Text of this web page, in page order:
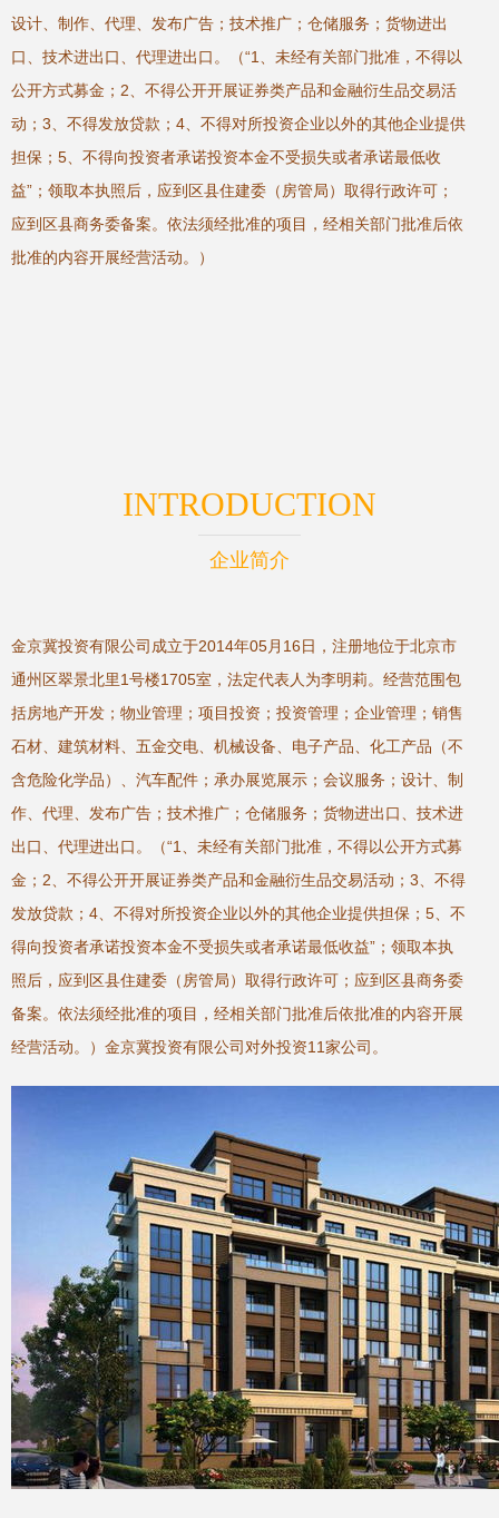
设计、制作、代理、发布广告；技术推广；仓储服务；货物进出
口、技术进出口、代理进出口。（“1、未经有关部门批准，不得以
公开方式募金；2、不得公开开展证券类产品和金融衍生品交易活
动；3、不得发放贷款；4、不得对所投资企业以外的其他企业提供
担保；5、不得向投资者承诺投资本金不受损失或者承诺最低收
益”；领取本执照后，应到区县住建委（房管局）取得行政许可；
应到区县商务委备案。依法须经批准的项目，经相关部门批准后依
批准的内容开展经营活动。）
INTRODUCTION
企业简介
金京冀投资有限公司成立于2014年05月16日，注册地位于北京市
通州区翠景北里1号楼1705室，法定代表人为李明莉。经营范围包
括房地产开发；物业管理；项目投资；投资管理；企业管理；销售
石材、建筑材料、五金交电、机械设备、电子产品、化工产品（不
含危险化学品）、汽车配件；承办展览展示；会议服务；设计、制
作、代理、发布广告；技术推广；仓储服务；货物进出口、技术进
出口、代理进出口。（“1、未经有关部门批准，不得以公开方式募
金；2、不得公开开展证券类产品和金融衍生品交易活动；3、不得
发放贷款；4、不得对所投资企业以外的其他企业提供担保；5、不
得向投资者承诺投资本金不受损失或者承诺最低收益”；领取本执
照后，应到区县住建委（房管局）取得行政许可；应到区县商务委
备案。依法须经批准的项目，经相关部门批准后依批准的内容开展
经营活动。）金京冀投资有限公司对外投资11家公司。